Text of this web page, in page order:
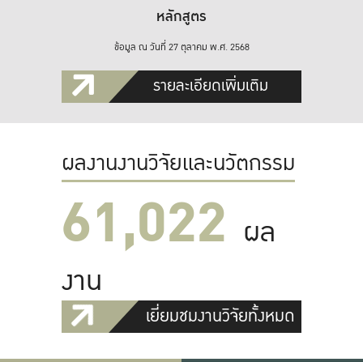
หลักสูตร
ข้อมูล ณ วันที่ 27 ตุลาคม พ.ศ. 2568
รายละเอียดเพิ่มเติม
ผลงานงานวิจัยและนวัตกรรม
61,022 ผล
งาน
เยี่ยมชมงานวิจัยทั้งหมด